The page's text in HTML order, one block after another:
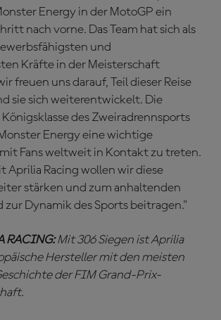
Energy in der MotoGP ein
nach vorne. Das Team hat sich als
und
Kräfte in der Meisterschaft
freuen uns darauf, Teil dieser Reise
sie sich weiterentwickelt. Die
des Zweiradrennsports
Energy eine wichtige
Fans weltweit in Kontakt zu treten.
Aprilia Racing wollen wir diese
stärken und zum anhaltenden
zur Dynamik des Sports beitragen."
RACING:Mit 306 Siegen ist Aprilia
Hersteller mit den meisten
der FIM Grand-Prix-